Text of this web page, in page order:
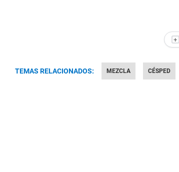
+
TEMAS RELACIONADOS: MEZCLA CÉSPED